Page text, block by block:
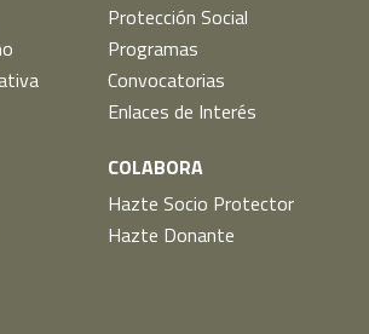
Protección Social
Programas
Convocatorias
Enlaces de Interés
COLABORA
Hazte Socio Protector
Hazte Donante